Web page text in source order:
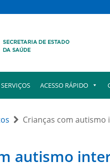
ACESSO RÁPIDO
Crianças com autismo
autismo